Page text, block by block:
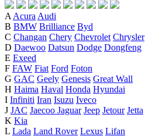
A Acura Audi
B BMW Brilliance Byd
C Changan Chery Chevrolet Chrysler
D Daewoo Datsun Dodge Dongfeng
E Exeed
F FAW Fiat Ford Foton
G GAC Geely Genesis Great Wall
H Haima Haval Honda Hyundai
I Infiniti Iran Isuzu Iveco
J JAC Jaecoo Jaguar Jeep Jetour Jetta
K Kia
L Lada Land Rover Lexus Lifan